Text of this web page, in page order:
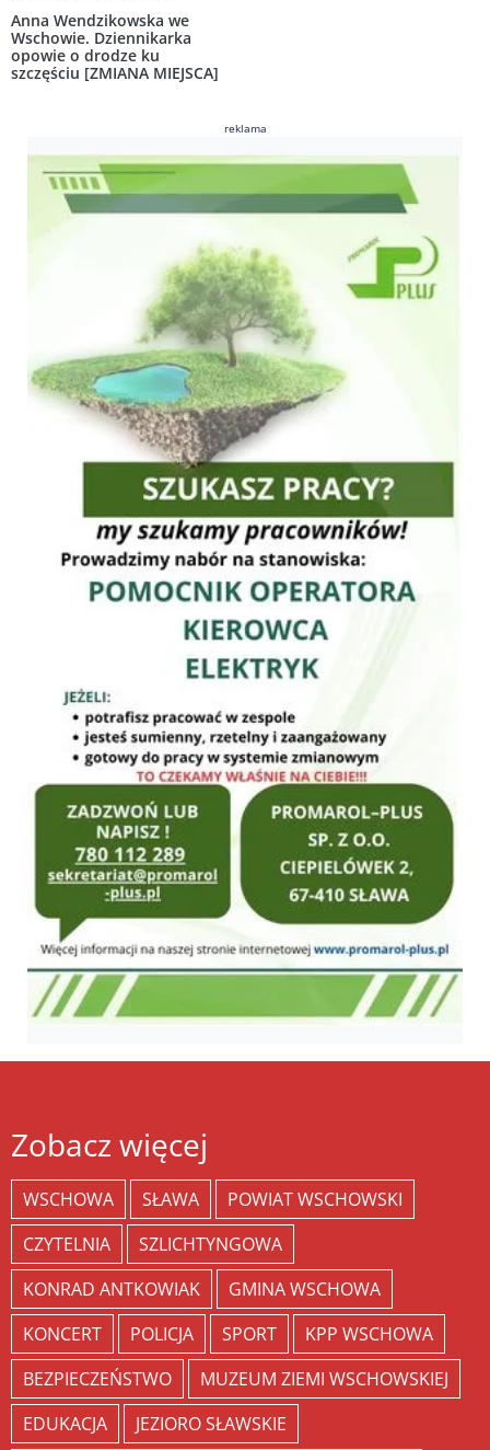
Anna Wendzikowska we
Wschowie. Dziennikarka
opowie o drodze ku
szczęściu [ZMIANA MIEJSCA]
reklama
Zobacz więcej
WSCHOWA SŁAWA
POWIAT WSCHOWSKI
CZYTELNIA
SZLICHTYNGOWA
KONRAD ANTKOWIAK
GMINA WSCHOWA
KONCERT
POLICJA SPORT
KPP WSCHOWA
BEZPIECZEŃSTWO
MUZEUM ZIEMI WSCHOWSKIEJ
EDUKACJA
JEZIORO SŁAWSKIE